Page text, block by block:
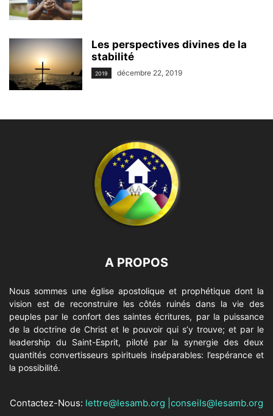
Les perspectives divines de la
stabilité
2019 décembre 22, 2019
A PROPOS
Nous sommes une église apostolique et prophétique dont la
vision est de reconstruire les côtés ruinés dans la vie des
peuples par le confort des saintes écritures, par la puissance
de la doctrine de Christ et le pouvoir qui s’y trouve; et par le
leadership du Saint-Esprit, piloté par la synergie des deux
quantités convertisseurs spirituels inséparables: l’espérance et
la possibilité.
Contactez-Nous: lettre@lesamb.org conseils@lesamb.org